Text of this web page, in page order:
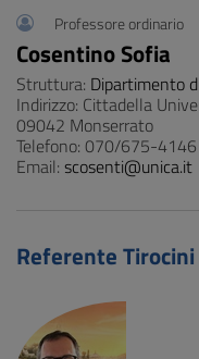
Professore ordinario
Cosentino Sofia
Struttura: Dipartimento
Indirizzo: Cittadella
09042 Monserrato
Telefono: 070/675-
Email: scosenti@unica.it
Referente Tirocini